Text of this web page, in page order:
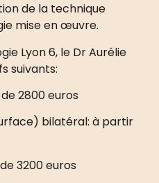
de la technique
mise en œuvre.
Lyon 6, le Dr Aurélie
suivants:
2800 euros
bilatéral: à partir
3200 euros